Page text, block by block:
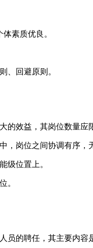
素质优良。
、回避原则。
效益，其岗位数量应
岗位之间协调有序，
级位置上。
。
的聘任，其主要内